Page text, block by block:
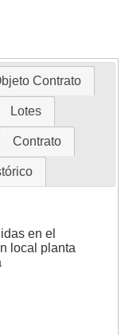
Contrato
Lotes
Contrato
en el
local planta